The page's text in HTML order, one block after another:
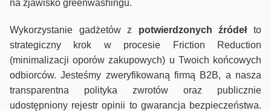
na zjawisko greenwashingu.
Wykorzystanie gadżetów z potwierdzonych źródełto
strategiczny krok w procesie Friction Reduction
(minimalizacji oporów zakupowych) u Twoich końcowych
odbiorców. Jesteśmy zweryfikowaną firmą B2B, a nasza
transparentna polityka zwrotów oraz publicznie
udostępniony rejestr opinii to gwarancja bezpieczeństwa.